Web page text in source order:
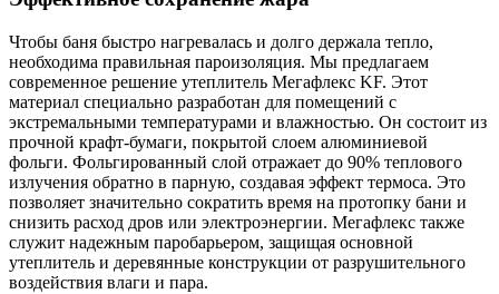
Чтобы баня быстро нагревалась и долго держала тепло,
необходима правильная пароизоляция. Мы предлагаем
современное решение утеплитель Мегафлекс KF. Этот
материал специально разработан для помещений с
экстремальными температурами и влажностью. Он состоит из
прочной крафт-бумаги, покрытой слоем алюминиевой
фольги. Фольгированный слой отражает до 90% теплового
излучения обратно в парную, создавая эффект термоса. Это
позволяет значительно сократить время на протопку бани и
снизить расход дров или электроэнергии. Мегафлекс также
служит надежным паробарьером, защищая основной
утеплитель и деревянные конструкции от разрушительного
воздействия влаги и пара.